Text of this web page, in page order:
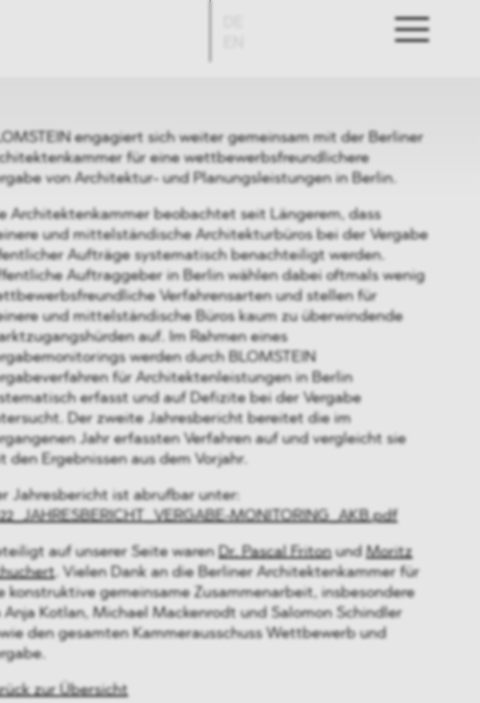
engagiert sich weiter gemeinsam mit der Berliner
für eine wettbewerbsfreundlichere
von Architektur- und Planungsleistungen in Berlin.
Architektenkammer beobachtet seit Längerem, dass
und mittelständische Architekturbüros bei der Vergabe
Aufträge systematisch benachteiligt werden.
Auftraggeber in Berlin wählen dabei oftmals wenig
Verfahrensarten und stellen für
und mittelständische Büros kaum zu überwindende
auf. Im Rahmen eines
werden durch BLOMSTEIN
für Architektenleistungen in Berlin
erfasst und auf Defizite bei der Vergabe
Der zweite Jahresbericht bereitet die im
Jahr erfassten Verfahren auf und vergleicht sie
den Ergebnissen aus dem Vorjahr.
Jahresbericht ist abrufbar unter:
MONITORING_AKB.pdf
auf unserer Seite waren Dr. Pascal Fritonund Moritz
. Vielen Dank an die Berliner Architektenkammer für
konstruktive gemeinsame Zusammenarbeit, insbesondere
Anja Kotlan, Michael Mackenrodt und Salomon Schindler
den gesamten Kammerausschuss Wettbewerb und
zur Übersicht